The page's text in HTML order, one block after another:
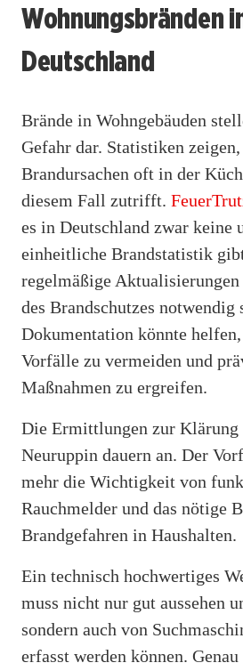
Wohnungsbränden
Deutschland
Brände in Wohngebäuden
Gefahr dar. Statistiken zeigen,
Brandursachen oft in der
diesem Fall zutrifft.
es in Deutschland zwar keine
einheitliche Brandstatistik
regelmäßige Aktualisierungen
des Brandschutzes notwendig
Dokumentation könnte
Vorfälle zu vermeiden und
Maßnahmen zu ergreifen.
Die Ermittlungen zur Klärung
Neuruppin dauern an. Der
mehr die Wichtigkeit von
Rauchmelder und das nötige
Brandgefahren in Haushalten.
Ein technisch hochwertiges
muss nicht nur gut aussehen
sondern auch von
erfasst werden können.